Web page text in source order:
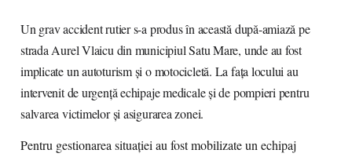
Un grav accident rutier s-a produs în această după-amiază pe
strada Aurel Vlaicu din municipiul Satu Mare, unde au fost
implicate un autoturism și o motocicletă. La fața locului au
intervenit de urgență echipaje medicale și de pompieri pentru
salvarea victimelor și asigurarea zonei.
Pentru gestionarea situației au fost mobilizate un echipaj